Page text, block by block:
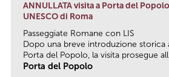
ANNULLATA visita a Porta del
UNESCO di Roma
Passeggiate Romane con LIS
Dopo una breve introduzione storica
Porta del Popolo, la visita prosegue
Porta del Popolo